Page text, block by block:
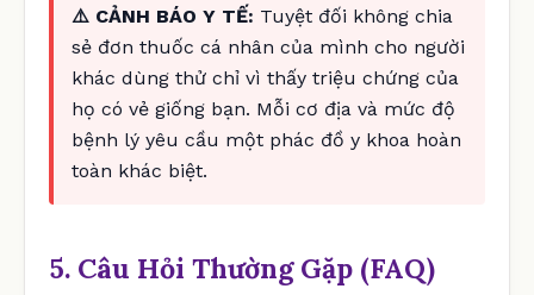
⚠️ CẢNH BÁO Y TẾ: Tuyệt đối không chia
sẻ đơn thuốc cá nhân của mình cho người
khác dùng thử chỉ vì thấy triệu chứng của
họ có vẻ giống bạn. Mỗi cơ địa và mức độ
bệnh lý yêu cầu một phác đồ y khoa hoàn
toàn khác biệt.
5. Câu Hỏi Thường Gặp (FAQ)